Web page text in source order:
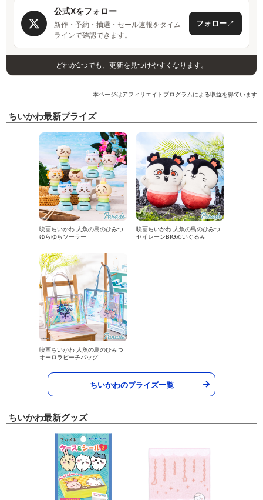
公式Xをフォロー
新作・予約・抽選・セール速報をタイム
ラインで確認できます。
フォロー↗
どれか1つでも、更新を見つけやすくなります。
本ページはアフィリエイトプログラムによる収益を得ています
ちいかわ最新プライズ
映画ちいかわ 人魚の島のひみつ
ゆらゆらソーラー
映画ちいかわ 人魚の島のひみつ
セイレーンBIGぬいぐるみ
映画ちいかわ 人魚の島のひみつ
オーロラビーチバッグ
ちいかわのプライズ一覧
ちいかわ最新グッズ